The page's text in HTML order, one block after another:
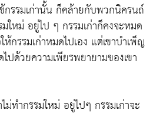
กรรมเก่านั้น ก็คล้ายกับพวกนิครนถ์
ใหม่ อยู่ไป ๆ กรรมเก่าก็คงจะหมด
กรรมเก่าหมดไปเอง แต่เขาบำเพ็ญ
ปด้วยความเพียรพยายามของเขา
ทำกรรมใหม่ อยู่ไปๆ กรรมเก่าจะ